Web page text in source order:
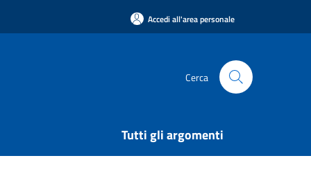
Accedi all'area personale
Cerca
Tutti gli argomenti